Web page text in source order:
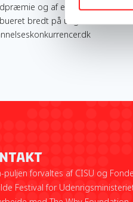
og af en faglig pris.
bredt på
puljen forvaltes af CISU og
Festival for